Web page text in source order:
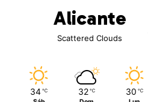
Alicante
Scattered Clouds
34 ℃ 32 ℃ 30 ℃